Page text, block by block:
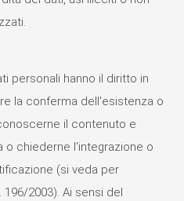
personali hanno il diritto in
la conferma dell'esistenza o
il contenuto e
o chiederne l'integrazione o
(si veda per
2003). Ai sensi del